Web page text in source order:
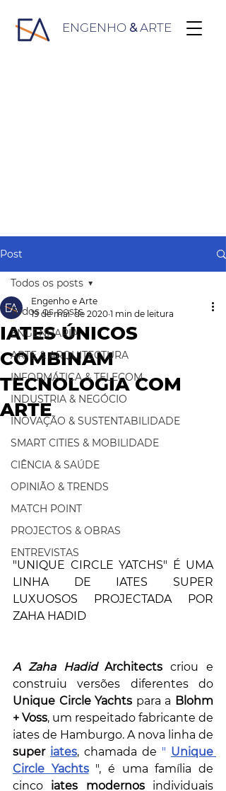
ENGENHO &ARTE
Post
Todos os posts
ENGENHARIA
ARTE & ARQUITECTURA
INFORMÁTICA & TELECOM
INDUSTRIA & NEGÓCIO
INOVAÇÃO & SUSTENTABILIDADE
SMART CITIES & MOBILIDADE
CIÊNCIA & SAÚDE
OPINIÃO & TRENDS
MATCH POINT
PROJECTOS & OBRAS
ENTREVISTAS
Todos os posts
IATES ÚNICOS
COMBINAM
TECNOLOGIA COM
ARTE
Engenho e Arte
19 de mai. de 2020 1 min de leitura
"UNIQUE CIRCLE YATCHS" É UMA
LINHA DE IATES SUPER
LUXUOSOS PROJECTADA POR
ZAHA HADID
A Zaha Hadid Architects criou e
Unique Circle Yachts para a Blohm
+ Voss, um respeitado fabricante de
super iates, chamada de " Unique
Circle Yachts ", é uma família de
cinco iates modernos individuais